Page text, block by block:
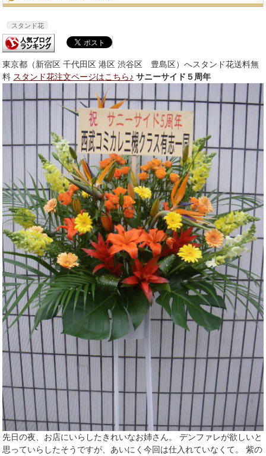
スタンド花
東京都（新宿区 千代田区 港区 渋谷区 豊島区）へスタンド花送料無
料 スタンド花注文ページはこちら♪ サニーサイド５周年
先日の夜、お店にいらしたきれいなお姉さん。 デンファレが欲しいと
思っていらしたそうですが、あいにく今回は仕入れていなくて。 紫の